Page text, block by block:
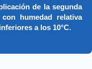
de la segunda
humedad relativa
a los 10°C.